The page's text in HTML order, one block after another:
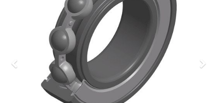
Previous